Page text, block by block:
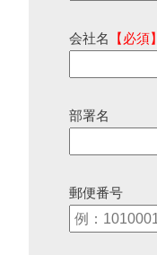
会社名 【必須】
部署名
郵便番号